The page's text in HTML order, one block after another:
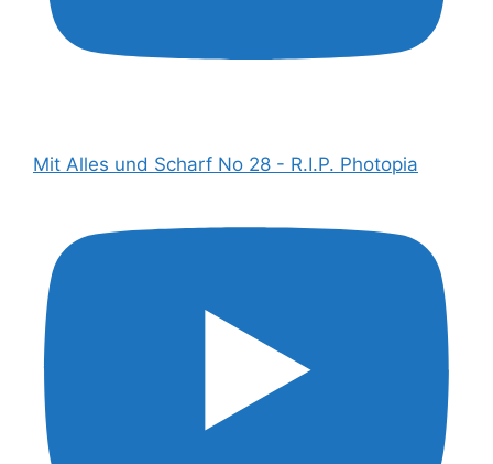
Mit Alles und Scharf No 28 - R.I.P. Photopia